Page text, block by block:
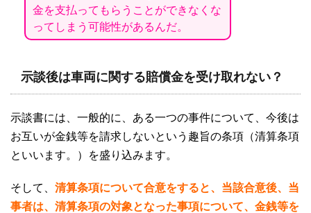
金を支払ってもらうことができなくな
ってしまう可能性があるんだ。
示談後は車両に関する賠償金を受け取れない？
示談書には、一般的に、ある一つの事件について、今後は
お互いが金銭等を請求しないという趣旨の条項（清算条項
といいます。）を盛り込みます。
そして、 清算条項について合意をすると、当該合意後、当
事者は、清算条項の対象となった事項について、金銭等を